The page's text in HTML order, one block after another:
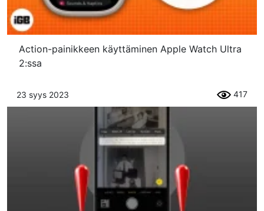
Action-painikkeen käyttäminen Apple Watch Ultra
2:ssa
23 syys 2023 417